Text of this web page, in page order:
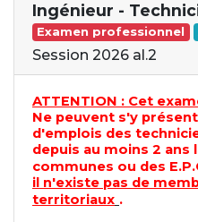
Ingénieur -
Examen professionnel
Session 2026 al.2
ATTENTION : Cet
Ne peuvent s'y
d'emplois des
depuis au moins 2
communes ou des
il n'existe pas de
territoriaux .